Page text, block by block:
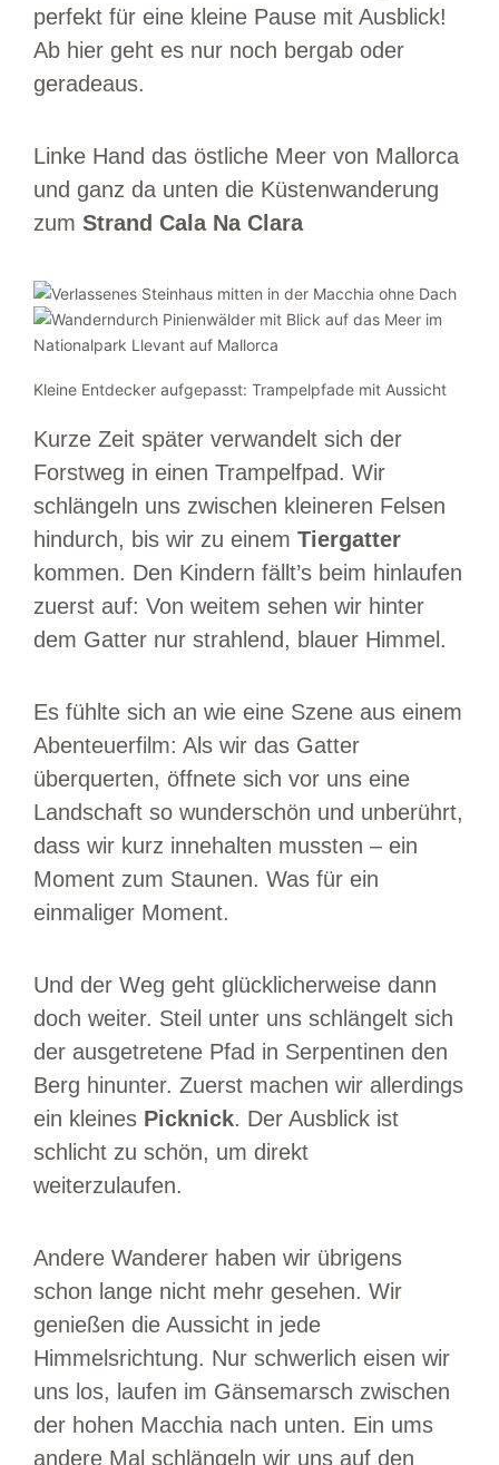
perfekt für eine kleine Pause mit Ausblick!
Ab hier geht es nur noch bergab oder
geradeaus.
Linke Hand das östliche Meer von Mallorca
und ganz da unten die Küstenwanderung
zum Strand Cala Na Clara
Kleine Entdecker aufgepasst: Trampelpfade mit Aussicht
Kurze Zeit später verwandelt sich der
Forstweg in einen Trampelfpad. Wir
schlängeln uns zwischen kleineren Felsen
hindurch, bis wir zu einem Tiergatter
kommen. Den Kindern fällt’s beim hinlaufen
zuerst auf: Von weitem sehen wir hinter
dem Gatter nur strahlend, blauer Himmel.
Es fühlte sich an wie eine Szene aus einem
Abenteuerfilm: Als wir das Gatter
überquerten, öffnete sich vor uns eine
Landschaft so wunderschön und unberührt,
dass wir kurz innehalten mussten – ein
Moment zum Staunen. Was für ein
einmaliger Moment.
Und der Weg geht glücklicherweise dann
doch weiter. Steil unter uns schlängelt sich
der ausgetretene Pfad in Serpentinen den
Berg hinunter. Zuerst machen wir allerdings
ein kleines Picknick. Der Ausblick ist
schlicht zu schön, um direkt
weiterzulaufen.
Andere Wanderer haben wir übrigens
schon lange nicht mehr gesehen. Wir
genießen die Aussicht in jede
Himmelsrichtung. Nur schwerlich eisen wir
uns los, laufen im Gänsemarsch zwischen
der hohen Macchia nach unten. Ein ums
andere Mal schlängeln wir uns auf den